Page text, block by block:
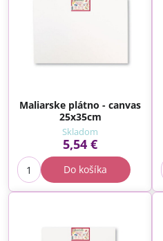
Maliarske plátno - canvas
25x35cm
Skladom
5,54 €
Do košíka